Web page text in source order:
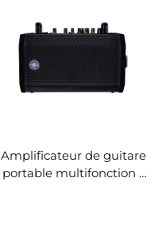
Amplificateur de guitare
portable multifonction -